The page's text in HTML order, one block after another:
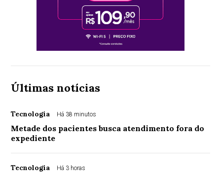
Últimas notícias
Tecnologia Há 38 minutos
Metade dos pacientes busca atendimento fora do
expediente
Tecnologia Há 3 horas